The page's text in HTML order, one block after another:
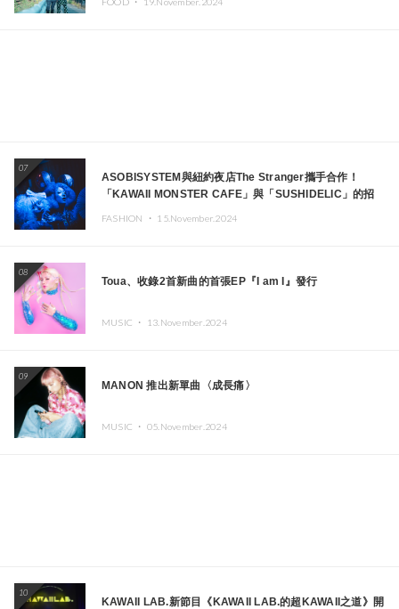
07
ASOBISYSTEM與紐約夜店The Stranger攜手合作！
「KAWAII MONSTER CAFE」與「SUSHIDELIC」的招
FASHION ・ 15.November.2024
08
Toua、收錄2首新曲的首張EP『I am I』發行
MUSIC ・ 13.November.2024
09
MANON 推出新單曲〈成長痛〉
MUSIC ・ 05.November.2024
10
KAWAII LAB.新節目《KAWAII LAB.的超KAWAII之道》開